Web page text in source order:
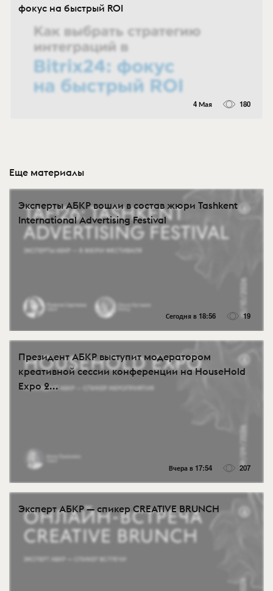
фокус на быстрый ROI
4 Мая 180
Еще материалы
Эксперты АБКР вошли в состав жюри Tashkent
International Advertising Festival
Сегодня в 18:56 19
Президент АБКР выступит модератором
креативной сессии конференции на HouseHold
Expo 2...
Вчера в 17:54 207
Эксперт АБКР — спикер CREATIVE BRUNCH